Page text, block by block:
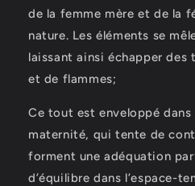
de la femme mère et de la
nature. Les éléments se
laissant ainsi échapper des
et de flammes;
Ce tout est enveloppé
maternité, qui tente de
forment une adéquation
d’équilibre dans l’espace-